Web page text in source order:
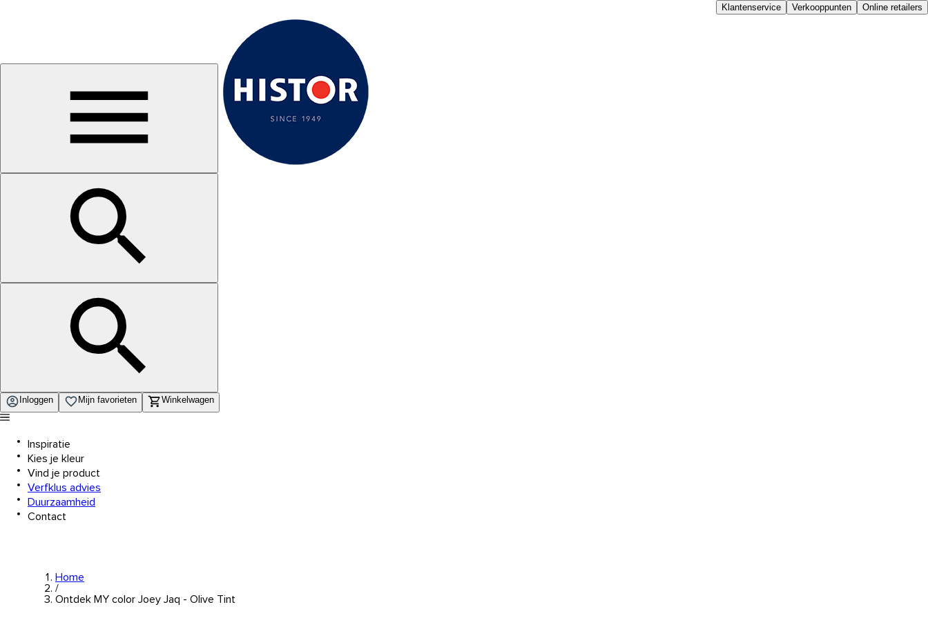
Klantenservice Verkooppunten Online retailers
Inloggen Mijn favorieten Winkelwagen
Inspiratie
Kies je kleur
Vind je product
Verfklus advies
Duurzaamheid
Contact
Home
/
Ontdek MY color Joey Jaq - Olive Tint